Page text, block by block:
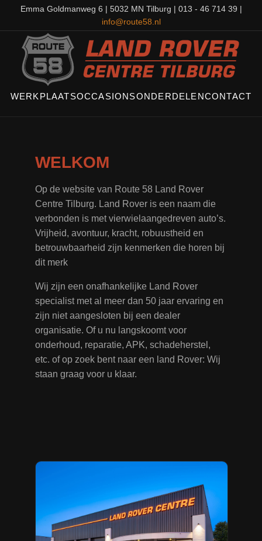
Emma Goldmanweg 6 | 5032 MN Tilburg | 013 - 46 714 39 |
info@route58.nl
WERKPLAATSOCCASIONSONDERDELENCONTACT
WELKOM
Op de website van Route 58 Land Rover
Centre Tilburg. Land Rover is een naam die
verbonden is met vierwielaangedreven auto’s.
Vrijheid, avontuur, kracht, robuustheid en
betrouwbaarheid zijn kenmerken die horen bij
dit merk
Wij zijn een onafhankelijke Land Rover
specialist met al meer dan 50 jaar ervaring en
zijn niet aangesloten bij een dealer
organisatie. Of u nu langskoomt voor
onderhoud, reparatie, APK, schadeherstel,
etc. of op zoek bent naar een land Rover: Wij
staan graag voor u klaar.